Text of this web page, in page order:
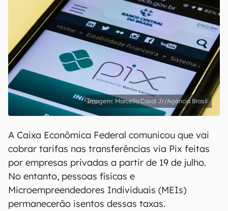
Marcello Casal Jr/Agência Brasil
A Caixa Econômica Federal comunicou que vai
cobrar tarifas nas transferências via Pix feitas
por empresas privadas a partir de 19 de julho.
No entanto, pessoas físicas e
Microempreendedores Individuais (MEIs)
permanecerão isentos dessas taxas.